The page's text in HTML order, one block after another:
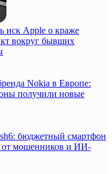
иск Apple о краже
вокруг бывших
Nokia в Европе:
получили новые
бюджетный смартфон
от мошенников и ИИ-